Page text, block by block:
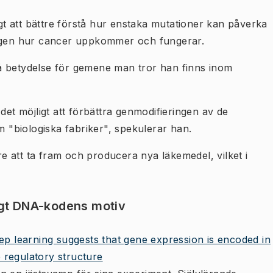
att bättre förstå hur enstaka mutationer kan påverka
hur cancer uppkommer och fungerar.
för gemene man tror han finns inom
möjligt att förbättra genmodifieringen av de
"biologiska fabriker", spekulerar han.
att ta fram och producera nya läkemedel, vilket i
DNA-kodens motiv
learning suggests that gene expression is encoded in
regulatory structure​